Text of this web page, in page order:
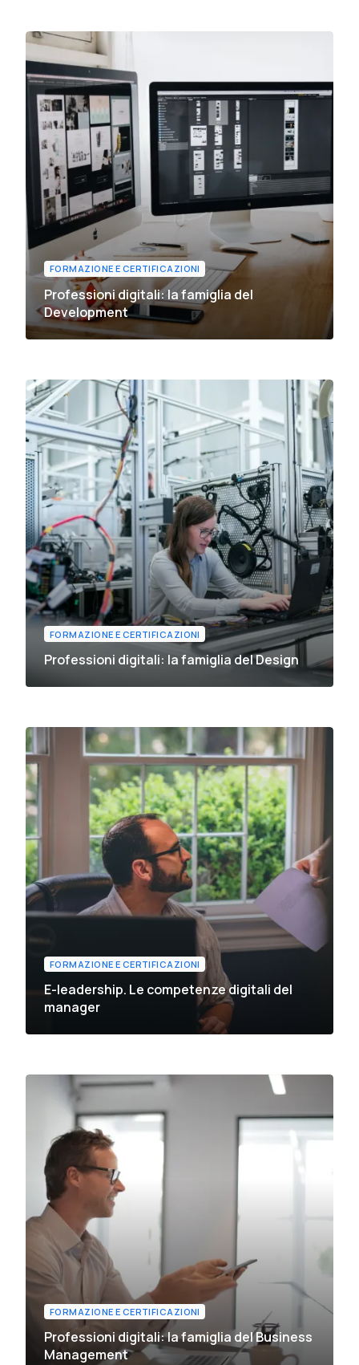
FORMAZIONE E CERTIFICAZIONI
Professioni digitali: la famiglia del
Development
FORMAZIONE E CERTIFICAZIONI
Professioni digitali: la famiglia del Design
FORMAZIONE E CERTIFICAZIONI
E-leadership. Le competenze digitali del
manager
FORMAZIONE E CERTIFICAZIONI
Professioni digitali: la famiglia del Business
Management